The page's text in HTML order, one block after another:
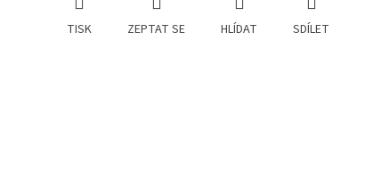
TISK ZEPTAT SE HLÍDAT SDÍLET